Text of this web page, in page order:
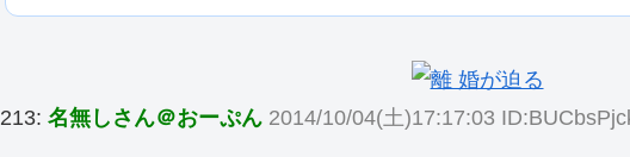
213: 名無しさん＠おーぷん 2014/10/04(土)17:17:03